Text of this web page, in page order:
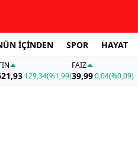
İÇİNDEN SPOR HAYAT
129,34(%1,99)
FAİZ
39,990,04(%0,09)